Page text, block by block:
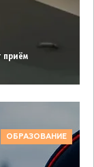
приём
ОБРАЗОВАНИЕ